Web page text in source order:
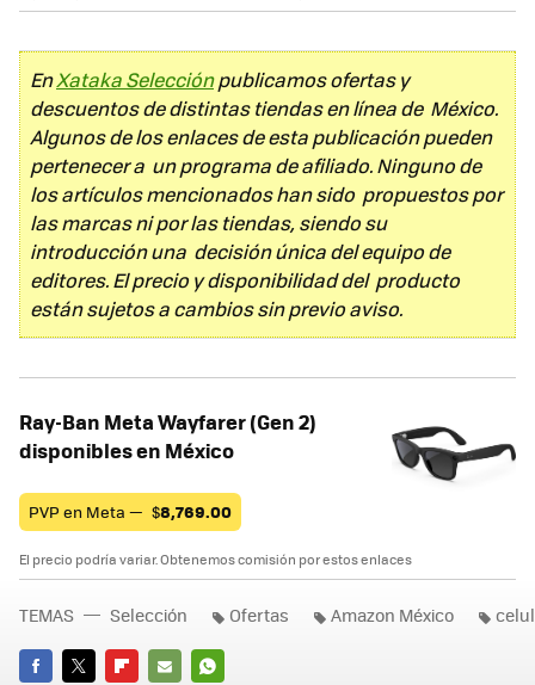
EnXataka Selecciónpublicamos ofertas y
descuentos de distintas tiendas en línea de México.
Algunos de los enlaces de esta publicación pueden
pertenecer a un programa de afiliado. Ninguno de
los artículos mencionados han sido propuestos por
las marcas ni por las tiendas, siendo su
introducción una decisión única del equipo de
editores. El precio y disponibilidad del producto
están sujetos a cambios sin previo aviso.
Ray-Ban Meta Wayfarer (Gen 2)
disponibles en México
PVP en Meta — $8,769.00
El precio podría variar. Obtenemos comisión por estos enlaces
TEMAS Selección Ofertas Amazon México